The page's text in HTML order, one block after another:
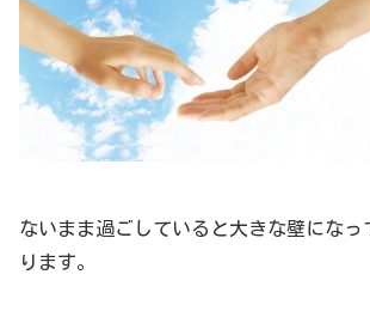
ないまま過ごしていると大きな壁になっ
ります。